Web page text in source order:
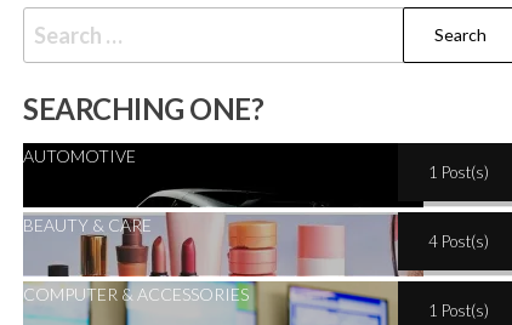
SEARCHING ONE?
AUTOMOTIVE
1 Post(s)
BEAUTY & CARE
4 Post(s)
COMPUTER & ACCESSORIES
1 Post(s)